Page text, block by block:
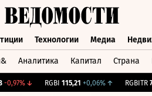
Технологии Медиа
Аналитика Капитал Страна
↓ RGBI 115,21 +0,06%↑ RGBITR